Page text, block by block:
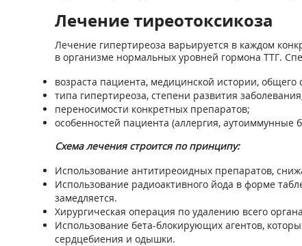
Лечение тиреотоксикоза
Лечение гипертиреоза варьируется в каждом
в организме нормальных уровней гормона ТТГ.
возраста пациента, медицинской истории, общего
типа гипертиреоза, степени развития
переносимости конкретных препаратов;
особенностей пациента (аллергия, аутоиммунные
Схема лечения строится по принципу:
Использование антитиреоидных препаратов,
Использование радиоактивного йода в форме
замедляется.
Хирургическая операция по удалению всего
Использование бета-блокирующих агентов,
сердцебиения и одышки.